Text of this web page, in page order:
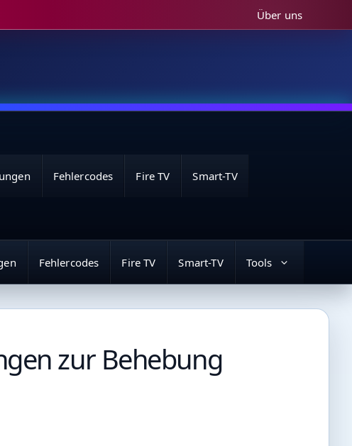
Über uns
Fehlercodes Fire TV Smart-TV
Fehlercodes Fire TV Smart-TV Tools
zur Behebung